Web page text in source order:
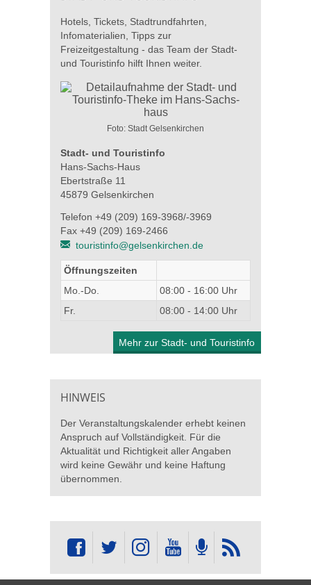
Hotels, Tickets, Stadtrundfahrten,
Infomaterialien, Tipps zur
Freizeitgestaltung - das Team der Stadt-
und Touristinfo hilft Ihnen weiter.
Foto: Stadt Gelsenkirchen
Stadt- und Touristinfo
Hans-Sachs-Haus
Ebertstraße 11
45879 Gelsenkirchen
Telefon +49 (209) 169-3968/-3969
Fax +49 (209) 169-2466
touristinfo@gelsenkirchen.de
Öffnungszeiten
Mo.-Do.
08:00 - 16:00 Uhr
Fr.
08:00 - 14:00 Uhr
Mehr zur Stadt- und Touristinfo
HINWEIS
Der Veranstaltungskalender erhebt keinen
Anspruch auf Vollständigkeit. Für die
Aktualität und Richtigkeit aller Angaben
wird keine Gewähr und keine Haftung
übernommen.